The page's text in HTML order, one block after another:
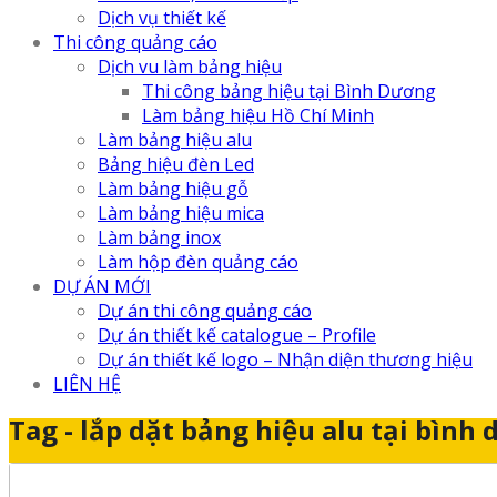
Dịch vụ thiết kế
Thi công quảng cáo
Dịch vu làm bảng hiệu
Thi công bảng hiệu tại Bình Dương
Làm bảng hiệu Hồ Chí Minh
Làm bảng hiệu alu
Bảng hiệu đèn Led
Làm bảng hiệu gỗ
Làm bảng hiệu mica
Làm bảng inox
Làm hộp đèn quảng cáo
DỰ ÁN MỚI
Dự án thi công quảng cáo
Dự án thiết kế catalogue – Profile
Dự án thiết kế logo – Nhận diện thương hiệu
LIÊN HỆ
Tag - lắp dặt bảng hiệu alu tại bình